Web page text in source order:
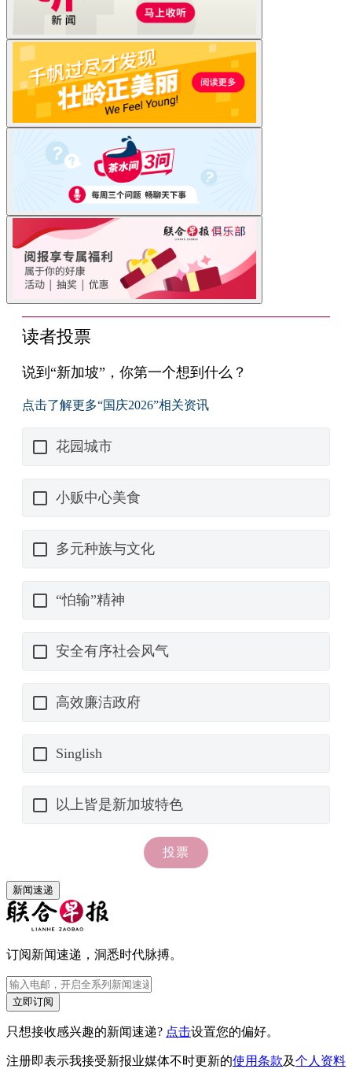
新闻速递
订阅新闻速递，洞悉时代脉搏。
立即订阅
只想接收感兴趣的新闻速递? 点击设置您的偏好。
注册即表示我接受新报业媒体不时更新的使用条款及个人资料